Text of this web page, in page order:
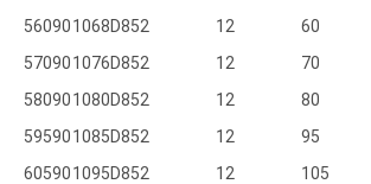
560901068D852 12
60
570901076D852 12
70
580901080D852 12
80
595901085D852 12
95
605901095D852 12 105